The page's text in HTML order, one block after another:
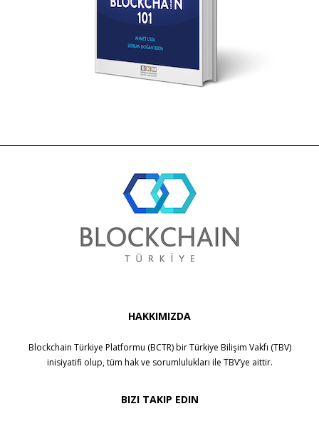
HAKKIMIZDA
Blockchain Türkiye Platformu (BCTR) birTürkiye Bilişim Vakfı (TBV)
inisiyatifi olup, tüm hak ve sorumlulukları ile TBV’ye aittir.
BIZI TAKIP EDIN